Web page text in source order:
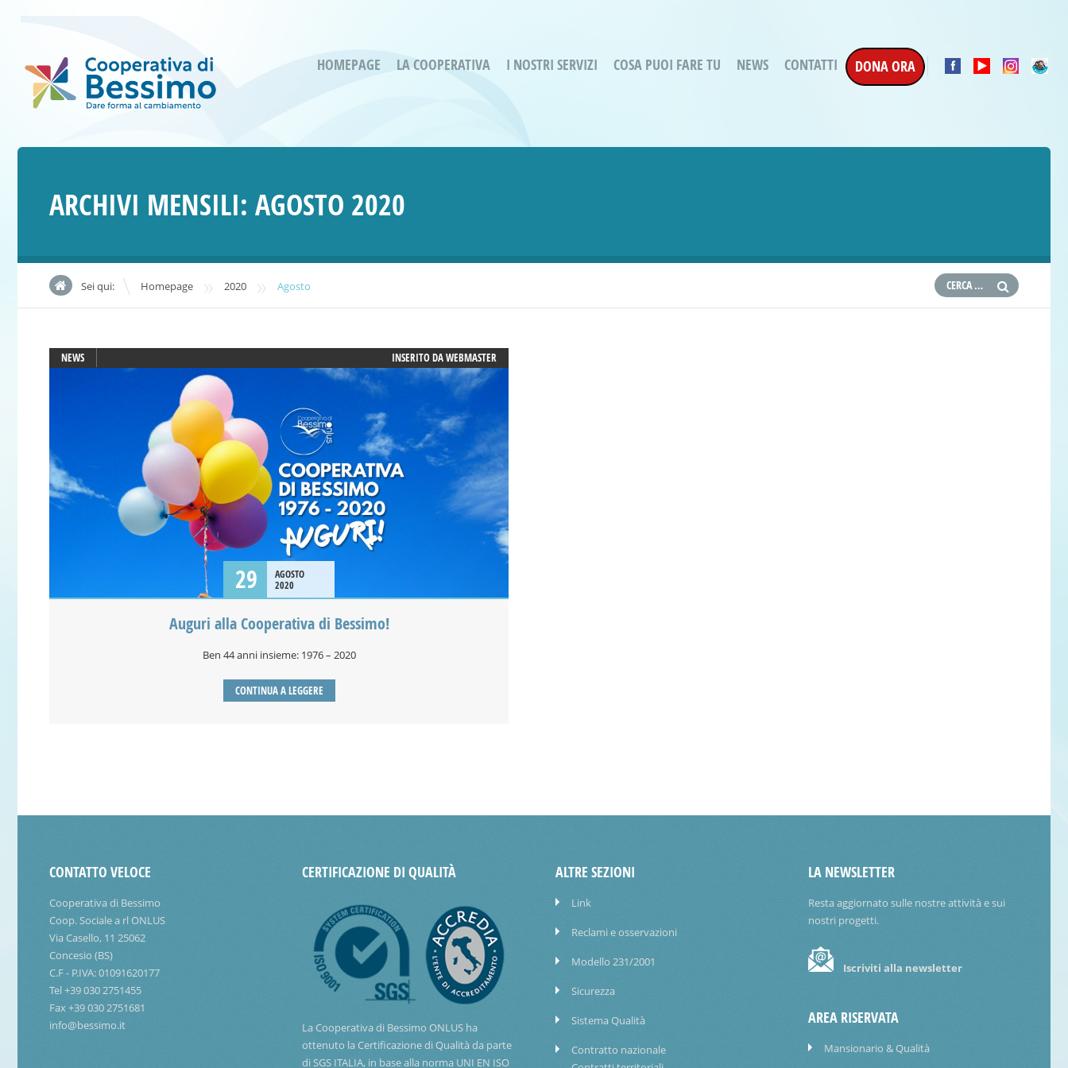
HOMEPAGE LA COOPERATIVA I NOSTRI SERVIZI
Bessimo Due
ergoterapica
COSA PUOI FARE TU NEWS CONTATTI DONA ORA
ARCHIVI MENSILI: AGOSTO 2020
Sei qui: Homepage » 2020 » Agosto
NEWS INSERITO DAWEBMASTER
29
AGOSTO
2020
Auguri alla Cooperativa di Bessimo!
Ben 44 anni insieme: 1976 – 2020
CONTINUA A LEGGERE
CONTATTO VELOCE
Cooperativa di Bessimo
Coop. Sociale a rl ONLUS
Via Casello, 11 25062
Concesio (BS)
C.F - P.IVA: 01091620177
Tel +39 030 2751455
Fax +39 030 2751681
info@bessimo.it
CERTIFICAZIONE DI QUALITÀ
La Cooperativa di Bessimo ONLUS ha
ottenuto la Certificazione di Qualità da parte
di SGS ITALIA, in base alla norma UNI EN ISO
ALTRE SEZIONI
Link
Reclami e osservazioni
Modello 231/2001
Sicurezza
Sistema Qualità
Contratto nazionale
LA NEWSLETTER
Resta aggiornato sulle nostre attività e sui
nostri progetti.
Iscriviti alla newsletter
AREA RISERVATA
Mansionario & Qualità